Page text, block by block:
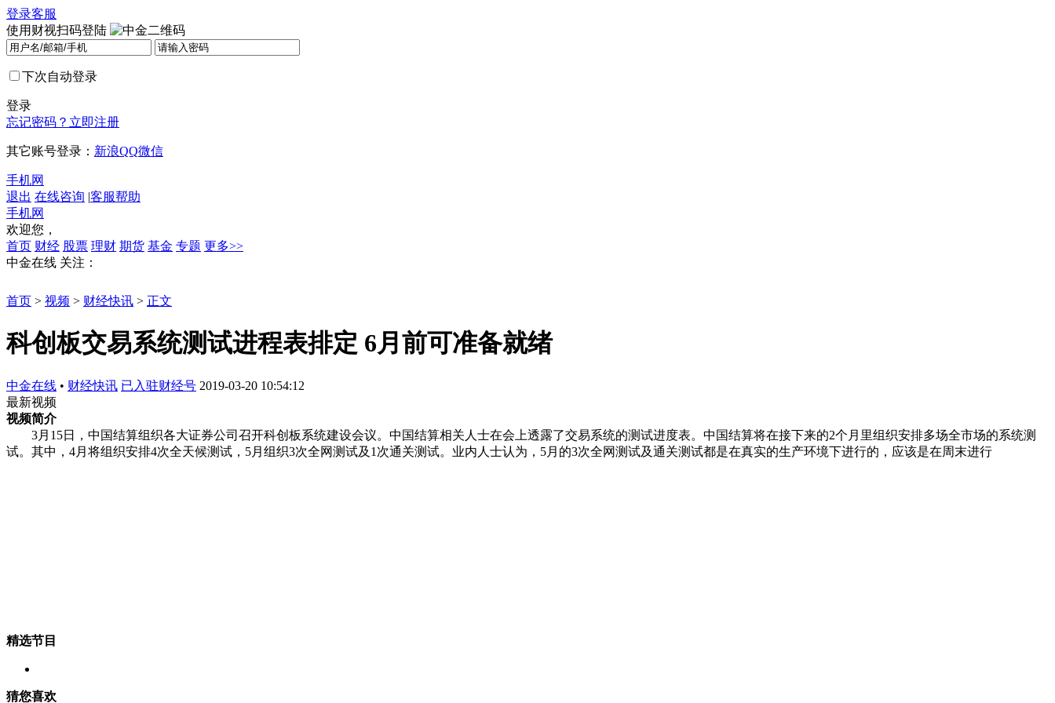
登录客服
使用财视扫码登陆
下次自动登录
登录
忘记密码？ 立即注册
其它账号登录： 新浪QQ微信
手机网
退出 在线咨询 |客服帮助
手机网
欢迎您，
首页 财经 股票 理财 期货 基金 专题 更多>>
中金在线 关注：
首页 > 视频 > 财经快讯 > 正文
科创板交易系统测试进程表排定 6月前可准备就绪
中金在线 • 财经快讯 已入驻财经号 2019-03-20 10:54:12
最新视频
视频简介
3月15日，中国结算组织各大证券公司召开科创板系统建设会议。中国结算相关人士在会上透露了交易系统的测试进度表。中国结算将在接下来的2个月里组织安排多场全市场的系统测
试。其中，4月将组织安排4次全天候测试，5月组织3次全网测试及1次通关测试。业内人士认为，5月的3次全网测试及通关测试都是在真实的生产环境下进行的，应该是在周末进行
精选节目
猜您喜欢